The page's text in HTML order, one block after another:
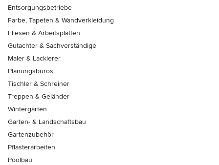
Entsorgungsbetriebe
Farbe, Tapeten & Wandverkleidung
Fliesen & Arbeitsplatten
Gutachter & Sachverständige
Maler & Lackierer
Planungsbüros
Tischler & Schreiner
Treppen & Geländer
Wintergärten
Garten- & Landschaftsbau
Gartenzubehör
Pflasterarbeiten
Poolbau